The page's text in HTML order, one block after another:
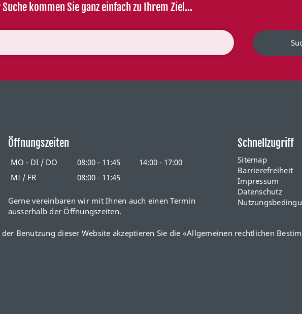
kommen Sie ganz einfach zu Ihrem Ziel...
Öffnungszeiten
MO - DI / DO 08:00 - 11:45
14:00 - 17:00
MI / FR
08:00 - 11:45
Gerne vereinbaren wir mit Ihnen auch einen Termin
ausserhalb der Öffnungszeiten.
Schnellzugriff
Sitemap
Barrierefreiheit
Impressum
Datenschutz
Benutzung dieser Website akzeptieren Sie die «Allgemeinen rechtlichen